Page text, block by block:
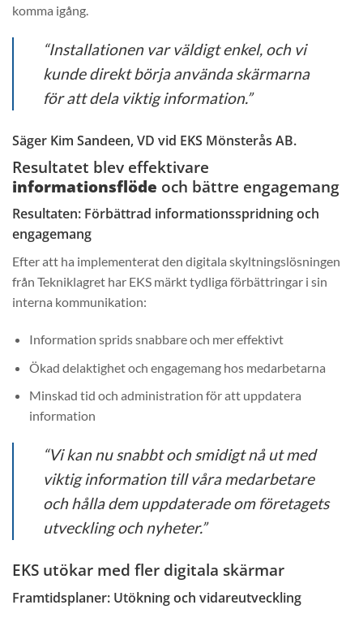
komma igång.
“Installationen var väldigt enkel, och vi
kunde direkt börja använda skärmarna
för att dela viktig information.”
Säger Kim Sandeen, VD vid EKS Mönsterås AB.
Resultatet blev effektivare
informationsflöde och bättre engagemang
Resultaten: Förbättrad informationsspridning och
engagemang
Efter att ha implementerat den digitala skyltningslösningen
från Tekniklagret har EKS märkt tydliga förbättringar i sin
interna kommunikation:
Information sprids snabbare och mer effektivt
Ökad delaktighet och engagemang hos medarbetarna
Minskad tid och administration för att uppdatera
information
“Vi kan nu snabbt och smidigt nå ut med
viktig information till våra medarbetare
och hålla dem uppdaterade om företagets
utveckling och nyheter.”
EKS utökar med fler digitala skärmar
Framtidsplaner: Utökning och vidareutveckling